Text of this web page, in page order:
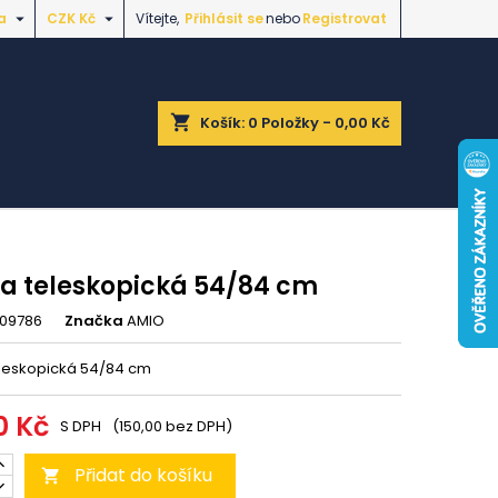
Vítejte, Přihlásit seneboRegistrovat
CZK Kč 

shopping_cart Košík: 0 Položky - 0,00 Kč
teleskopická 54/84 cm
Značka AMIO
54/84 cm
Kč S DPH (150,00 bez DPH)
 Přidat do košíku